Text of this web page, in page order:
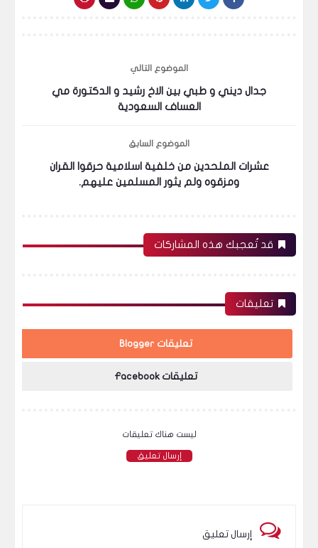
الموضوع التالي
جدال ديني و طبي بين الاخ رشيد و الدكتورة مي
العساف السعودية
الموضوع السابق
عشرات الملحدين من خلفية اسلامية حرقوا القران
ومزقوه ولم يثور المسلمين عليهم.
قد تُعجبك هذه المشاركات
تعليقات
تعليقات Blogger
تعليقات Facebook
ليست هناك تعليقات
إرسال تعليق
إرسال تعليق